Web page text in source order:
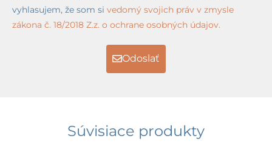
vyhlasujem, že som si vedomý svojich práv v zmysle
zákona č. 18/2018 Z.z. o ochrane osobných údajov.
Odoslať
Súvisiace produkty